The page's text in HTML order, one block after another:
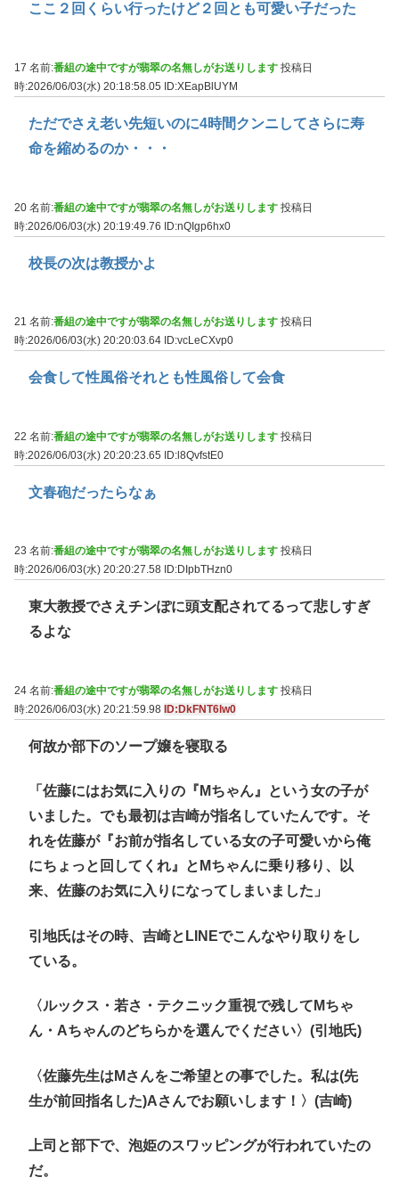
ここ２回くらい行ったけど２回とも可愛い子だった
17 名前:番組の途中ですが翡翠の名無しがお送りします 投稿日
時:2026/06/03(水) 20:18:58.05
ID:XEapBlUYM
ただでさえ老い先短いのに4時間クンニしてさらに寿
命を縮めるのか・・・
20 名前:番組の途中ですが翡翠の名無しがお送りします 投稿日
時:2026/06/03(水) 20:19:49.76 ID:nQIgp6hx0
校長の次は教授かよ
21 名前:番組の途中ですが翡翠の名無しがお送りします 投稿日
時:2026/06/03(水) 20:20:03.64 ID:vcLeCXvp0
会食して性風俗それとも性風俗して会食
22 名前:番組の途中ですが翡翠の名無しがお送りします 投稿日
時:2026/06/03(水) 20:20:23.65 ID:l8QvfstE0
文春砲だったらなぁ
23 名前:番組の途中ですが翡翠の名無しがお送りします 投稿日
時:2026/06/03(水) 20:20:27.58 ID:DIpbTHzn0
東大教授でさえチンぽに頭支配されてるって悲しすぎ
るよな
24 名前:番組の途中ですが翡翠の名無しがお送りします 投稿日
時:2026/06/03(水) 20:21:59.98 ID:DkFNT6lw0
何故か部下のソープ嬢を寝取る
「佐藤にはお気に入りの『Mちゃん』という女の子が
いました。でも最初は吉崎が指名していたんです。そ
れを佐藤が『お前が指名している女の子可愛いから俺
にちょっと回してくれ』とMちゃんに乗り移り、以
来、佐藤のお気に入りになってしまいました」
引地氏はその時、吉崎とLINEでこんなやり取りをし
ている。
〈ルックス・若さ・テクニック重視で残してMちゃ
ん・Aちゃんのどちらかを選んでください〉(引地氏)
〈佐藤先生はMさんをご希望との事でした。私は(先
生が前回指名した)Aさんでお願いします！〉(吉崎)
上司と部下で、泡姫のスワッピングが行われていたの
だ。